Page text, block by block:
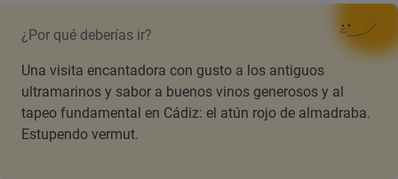
¿Por qué deberías ir?
Una visita encantadora con gusto a los antiguos
ultramarinos y sabor a buenos vinos generosos y al
tapeo fundamental en Cádiz: el atún rojo de almadraba.
Estupendo vermut.